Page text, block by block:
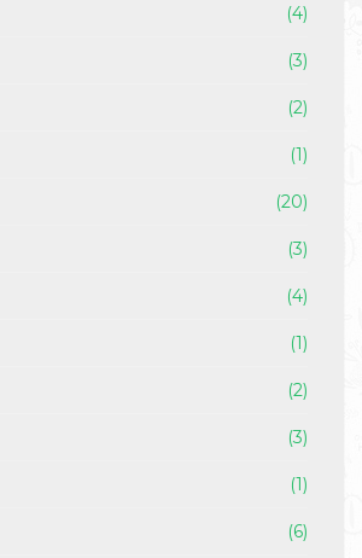
(4)
(3)
(2)
(1)
(20)
(3)
(4)
(1)
(2)
(3)
(1)
(6)